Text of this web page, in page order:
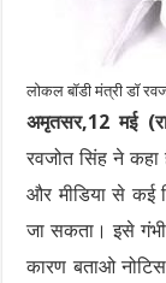
लोकल बॉडी मंत्री डॉ
अमृतसर,12 मई
रवजोत सिंह ने कहा
और मीडिया से कई
जा सकता। इसे
कारण बताओ